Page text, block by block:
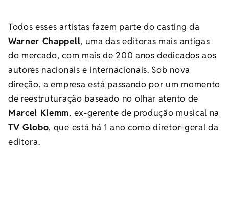
Todos esses artistas fazem parte do casting da
Warner Chappell, uma das editoras mais antigas
do mercado, com mais de 200 anos dedicados aos
autores nacionais e internacionais. Sob nova
direção, a empresa está passando por um momento
de reestruturação baseado no olhar atento de
Marcel Klemm, ex-gerente de produção musical na
TV Globo, que está há 1 ano como diretor-geral da
editora.